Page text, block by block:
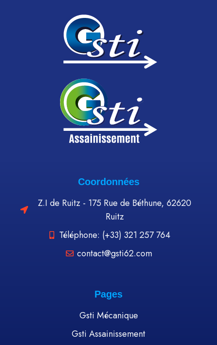
Coordonnées
Z.I de Ruitz - 175 Rue de Béthune, 62620
Ruitz
Téléphone: (+33) 321 257 764
contact@gsti62.com
Pages
Gsti Mécanique
Gsti Assainissement